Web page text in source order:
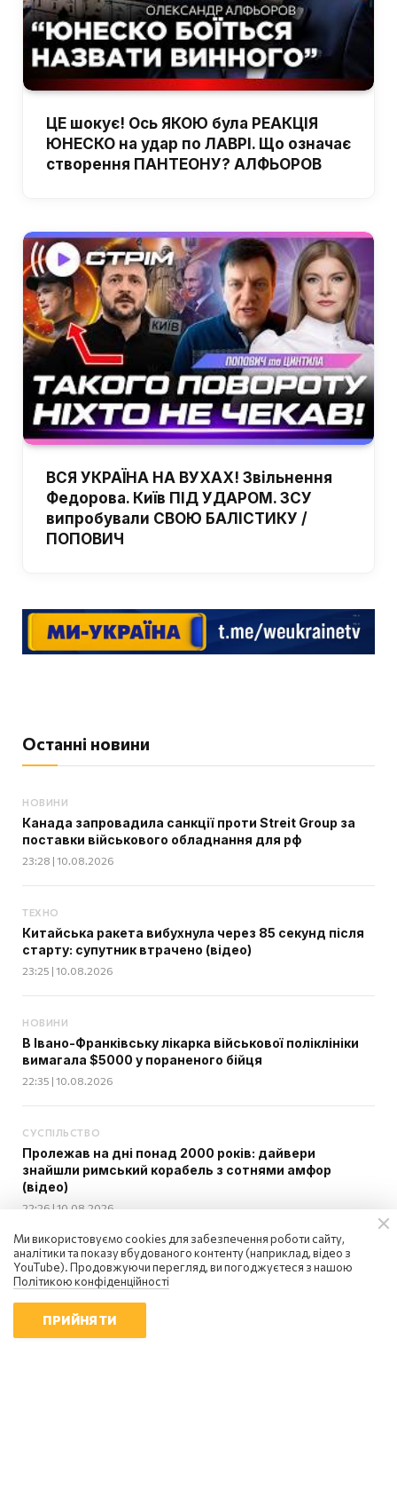
ЦЕ шокує! Ось ЯКОЮ була РЕАКЦІЯ
ЮНЕСКО на удар по ЛАВРІ. Що означає
створення ПАНТЕОНУ? АЛФЬОРОВ
ВСЯ УКРАЇНА НА ВУХАХ! Звільнення
Федорова. Київ ПІД УДАРОМ. ЗСУ
випробували СВОЮ БАЛІСТИКУ /
ПОПОВИЧ
Останні новини
НОВИНИ
Канада запровадила санкції проти Streit Group за
поставки військового обладнання для рф
23:28 | 10.08.2026
ТЕХНО
Китайська ракета вибухнула через 85 секунд після
старту: супутник втрачено (відео)
23:25 | 10.08.2026
НОВИНИ
В Івано-Франківську лікарка військової поліклініки
вимагала $5000 у пораненого бійця
22:35 | 10.08.2026
СУСПІЛЬСТВО
Пролежав на дні понад 2000 років: дайвери
знайшли римський корабель з сотнями амфор
(відео)
22:26 | 10.08.2026
ГОЛОВНЕ
Росіяни вперше не можуть воювати без добавок
22:00 | 10.08.2026
Ми використовуємо cookies для забезпечення роботи сайту,
аналітики та показу вбудованого контенту (наприклад, відео з
YouTube). Продовжуючи перегляд, ви погоджуєтеся з нашою
Політикою конфіденційності
ПРИЙНЯТИ